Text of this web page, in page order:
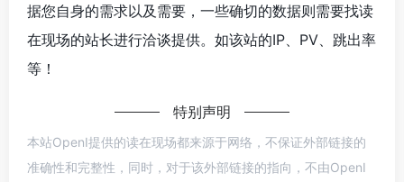
据您自身的需求以及需要，一些确切的数据则需要找读
在现场的站长进行洽谈提供。如该站的IP、PV、跳出率
等！
特别声明
本站OpenI提供的读在现场都来源于网络，不保证外部链接的
准确性和完整性，同时，对于该外部链接的指向，不由OpenI